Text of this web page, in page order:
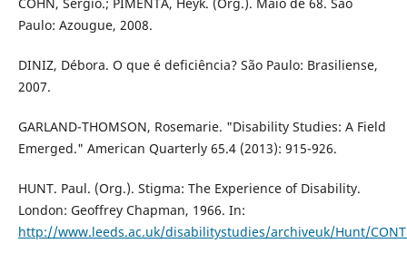
Paulo: Azougue, 2008.
DINIZ, Débora. O que é deficiência? São Paulo: Brasiliense,
2007.
GARLAND-THOMSON, Rosemarie. "Disability Studies: A Field
Emerged." American Quarterly 65.4 (2013): 915-926.
HUNT. Paul. (Org.). Stigma: The Experience of Disability.
London: Geoffrey Chapman, 1966. In:
http://www.leeds.ac.uk/disabilitystudies/archiveuk/Hunt/